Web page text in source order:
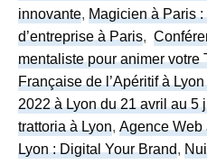
innovante,Magicien à Paris
d’entreprise à Paris,
mentaliste pour animer votre
Française de l’Apéritif à
2022 à Lyon du 21 avril au 5
trattoria à Lyon,Agence Web
Lyon : Digital Your Brand,